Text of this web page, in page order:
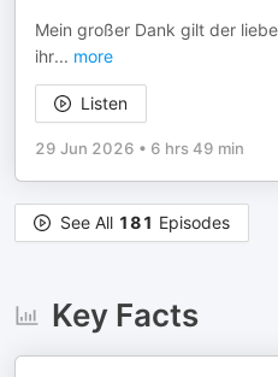
Mein großer Dank gilt der
ihr... more
Listen
29 Jun 2026 • 6 hrs 49 min
See All 181 Episodes
Key Facts